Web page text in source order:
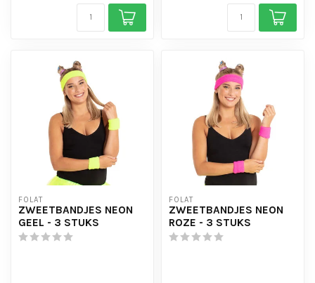
FOLAT
ZWEETBANDJES NEON
GEEL - 3 STUKS
FOLAT
ZWEETBANDJES NEON
ROZE - 3 STUKS